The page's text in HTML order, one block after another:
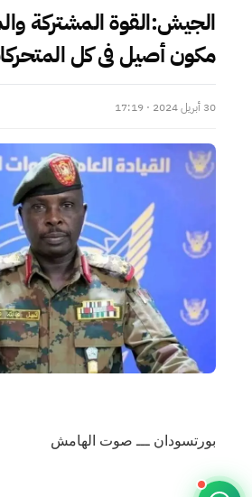
الجيش:القوة المشتركة
مكون أصيل فى كل
30 أبريل 2024 · 17:19
بورتسودان ـــ صوت الهامش